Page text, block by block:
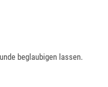
beglaubigen lassen.